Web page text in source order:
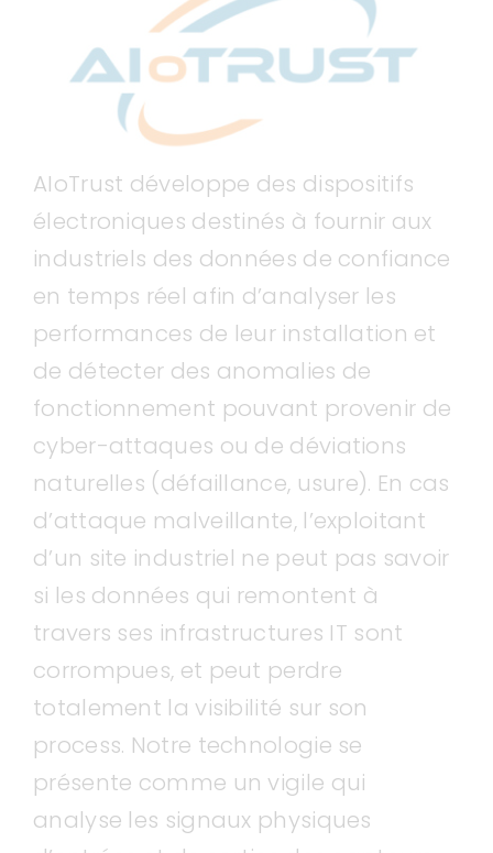
AIoTrust développe des dispositifs
électroniques destinés à fournir aux
industriels des données de confiance
en temps réel afin d’analyser les
performances de leur installation et
de détecter des anomalies de
fonctionnement pouvant provenir de
cyber-attaques ou de déviations
naturelles (défaillance, usure). En cas
d’attaque malveillante, l’exploitant
d’un site industriel ne peut pas savoir
si les données qui remontent à
travers ses infrastructures IT sont
corrompues, et peut perdre
totalement la visibilité sur son
process. Notre technologie se
présente comme un vigile qui
analyse les signaux physiques